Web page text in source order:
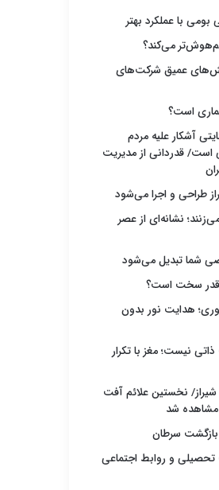
با عملکرد بهتر
می‌کند؟
عمیق شرکت‌های
است؟
آشکار علیه مردم
است/ قدردانی از مدیریت
طراحی و اجرا می‌شود
نشانه‌ای از عصر
شما تبدیل می‌شود
سخت است؟
هدایت نور بدون
نیست؛ مغز با تکرار
نخستین علائم آفت
مشاهده شد
بازگشت سرطان
و روابط اجتماعی